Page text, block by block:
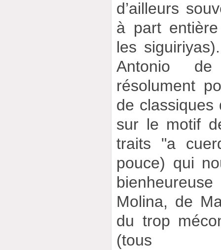
d’ailleurs
à part
les
Antonio
résolument
de classiques
sur le motif
traits "a
pouce) qui
Molina, de
du trop
(tous